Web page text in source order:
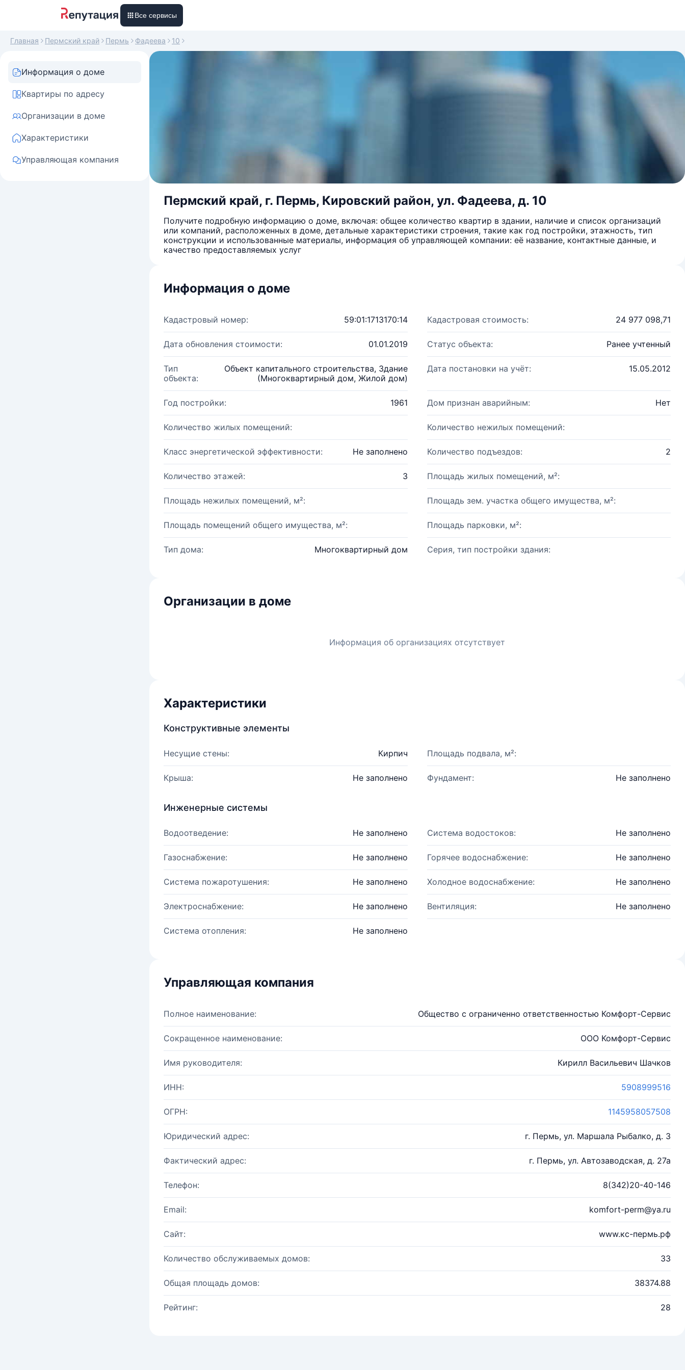
Все сервисы
Главная Пермский край Пермь Фадеева 10
Информация о доме
Квартиры по адресу
Организации в доме
Характеристики
Управляющая компания
Пермский край, г. Пермь, Кировский район, ул. Фадеева, д. 10
Получите подробную информацию о доме, включая: общее количество квартир в здании, наличие и список организаций
или компаний, расположенных в доме, детальные характеристики строения, такие как год постройки, этажность, тип
конструкции и использованные материалы, информация об управляющей компании: её название, контактные данные, и
качество предоставляемых услуг
Информация о доме
Кадастровый номер: 59:01:1713170:14 Кадастровая стоимость: 24 977 098,71
Дата обновления стоимости: 01.01.2019 Статус объекта: Ранее учтенный
Тип
объекта:
Объект капитального строительства, Здание
(Многоквартирный дом, Жилой дом)
Дата постановки на учёт: 15.05.2012
Год постройки: 1961 Дом признан аварийным: Нет
Количество жилых помещений: Количество нежилых помещений:
Класс энергетической эффективности: Не заполнено Количество подъездов: 2
Количество этажей: 3 Площадь жилых помещений, м²:
Площадь нежилых помещений, м²: Площадь зем. участка общего имущества, м²:
Площадь помещений общего имущества, м²: Площадь парковки, м²:
Тип дома: Многоквартирный дом Серия, тип постройки здания:
Организации в доме
Информация об организациях отсутствует
Характеристики
Конструктивные элементы
Несущие стены: Кирпич Площадь подвала, м²:
Крыша: Не заполнено Фундамент: Не заполнено
Инженерные системы
Водоотведение: Не заполнено Система водостоков: Не заполнено
Газоснабжение: Не заполнено Горячее водоснабжение: Не заполнено
Система пожаротушения: Не заполнено Холодное водоснабжение: Не заполнено
Электроснабжение: Не заполнено Вентиляция: Не заполнено
Система отопления: Не заполнено
Управляющая компания
Полное наименование: Общество с ограниченно ответственностью Комфорт-Сервис
Сокращенное наименование: ООО Комфорт-Сервис
Имя руководителя: Кирилл Васильевич Шачков
ИНН: 5908999516
ОГРН: 1145958057508
Юридический адрес: г. Пермь, ул. Маршала Рыбалко, д. 3
Фактический адрес: г. Пермь, ул. Автозаводская, д. 27а
Телефон: 8(342)20-40-146
Email: komfort-perm@ya.ru
Сайт: www.кс-пермь.рф
Количество обслуживаемых домов: 33
Общая площадь домов: 38374.88
Рейтинг: 28